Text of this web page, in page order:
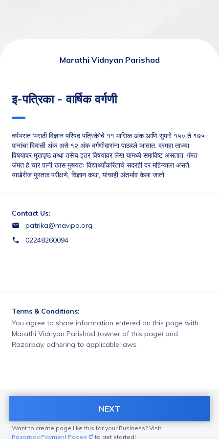
Marathi Vidnyan Parishad
इ-पत्रिका - वार्षिक वर्गणी
वर्षभरात ‘मराठी विज्ञान परिषद पत्रिके’चे ११ मासिक अंक आणि सुमारे १५० ते १७५
पानांचा दिवाळी अंक असे १२ अंक वर्गणीदारांना पाठवले जातात. दरमहा ताज्या
विषयावर मुखपृष्ठ कथा तसेच इतर विषयावर लेख यामध्ये समाविष्ट असतात. गंमत
जंमत हे चार पानी खास मुख्यतः विद्यार्थ्यांकरिताचे सदरही दर महिन्याला असते.
याखेरीज पुस्तक परीक्षणे, विज्ञान कथा, यांचाही अंतर्भाव केला जातो.
Contact Us:
patrika@mavipa.org
02248260094
Terms & Conditions:
You agree to share information entered on this page with
Marathi Vidnyan Parishad (owner of this page) and
Razorpay, adhering to applicable laws.
Want to create page like this for your Business? Visit
Razorpay Payment Pages
to get started!
NEXT